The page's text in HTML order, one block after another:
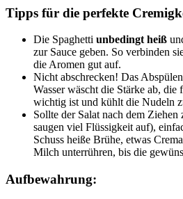
Tipps für die perfekte
Die Spaghetti unbedingt heiß
zur Sauce geben. So verbinden
die Aromen gut auf.
Nicht abschrecken! Das
Wasser wäscht die Stärke ab,
wichtig ist und kühlt die Nudeln
Sollte der Salat nach dem
saugen viel Flüssigkeit auf),
Schuss heiße Brühe, etwas
Milch unterrühren, bis die
Aufbewahrung: